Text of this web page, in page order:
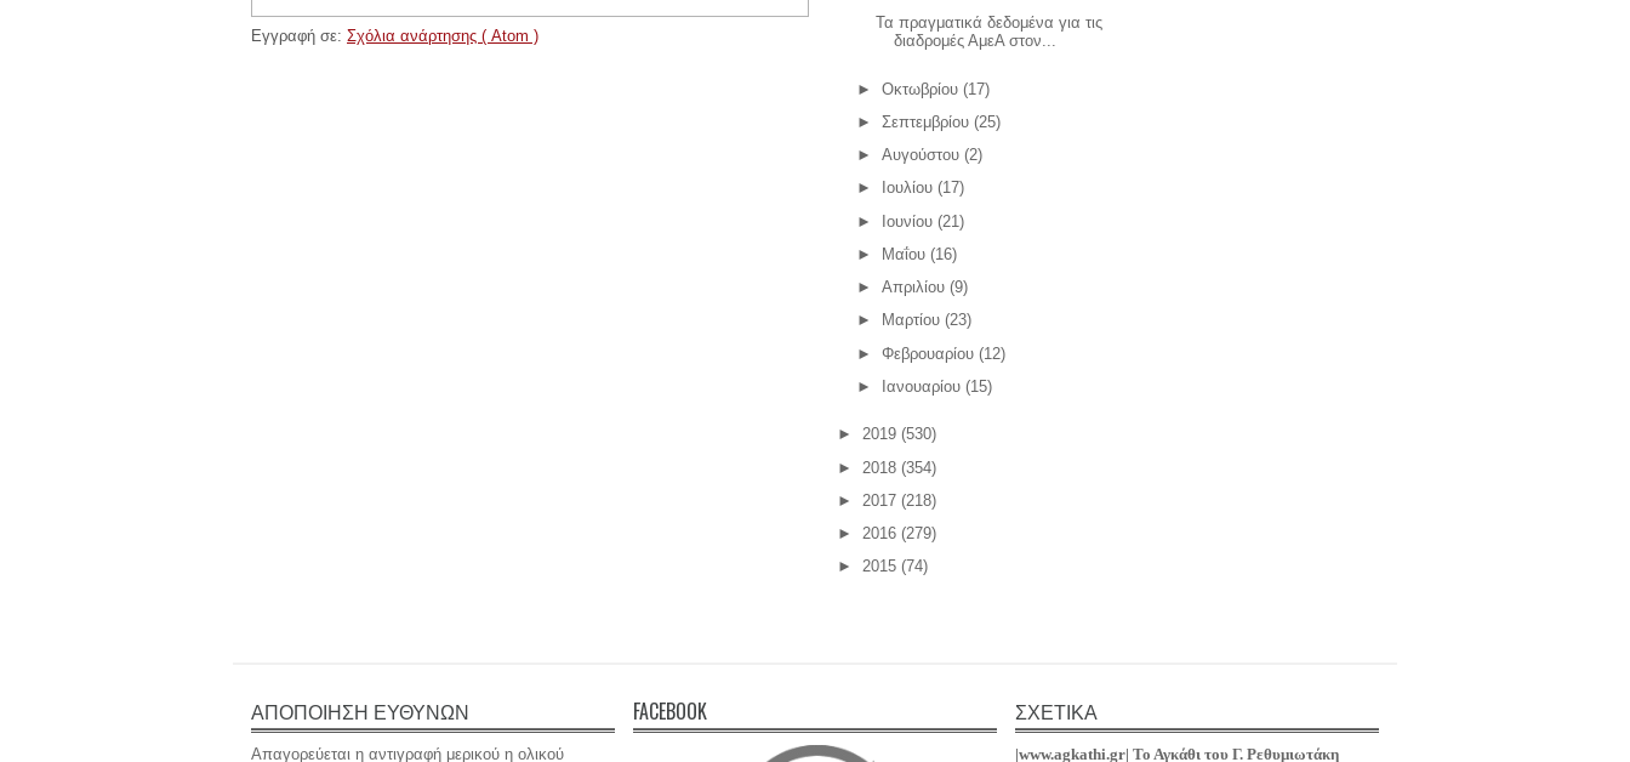
Εγγραφή σε: Σχόλια ανάρτησης ( Atom )
Τα πραγματικά δεδομένα για τις
διαδρομές ΑμεΑ στον...
► Οκτωβρίου (17)
► Σεπτεμβρίου (25)
► Αυγούστου (2)
►
Ιουλίου (17)
► Ιουνίου (21)
►
Μαΐου (16)
► Απριλίου (9)
►
Μαρτίου (23)
► Φεβρουαρίου (12)
►
Ιανουαρίου (15)
► 2019 (530)
► 2018 (354)
► 2017 (218)
► 2016 (279)
► 2015 (74)
ΑΠΟΠΟΙΗΣΗ ΕΥΘΥΝΩΝ
Απαγορεύεται η αντιγραφή μερικού η ολικού
FACEBOOK ΣΧΕΤΙΚΑ
|www.agkathi.gr| Το Αγκάθι του Γ. Ρεθυμιωτάκη